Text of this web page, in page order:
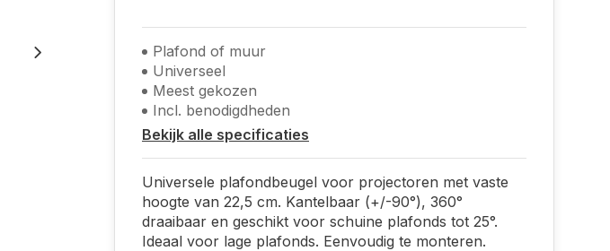
Plafond of muur
Universeel
Meest gekozen
Incl. benodigdheden
Bekijk alle specificaties
Universele plafondbeugel voor projectoren met vaste
hoogte van 22,5 cm. Kantelbaar (+/-90°), 360°
draaibaar en geschikt voor schuine plafonds tot 25°.
Ideaal voor lage plafonds. Eenvoudig te monteren.